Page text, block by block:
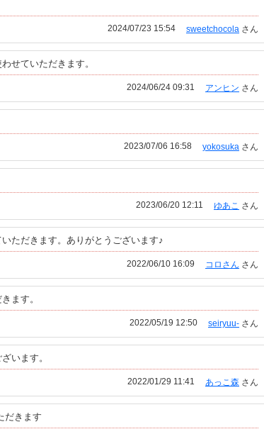
sweetchocola さん
2024/07/23 15:54
せていただきます。
アンヒン さん
2024/06/24 09:31
yokosuka さん
2023/07/06 16:58
ゆあこ さん
2023/06/20 12:11
ただきます。ありがとうございます♪
コロさん さん
2022/06/10 16:09
ます。
seiryuu- さん
2022/05/19 12:50
います。
あっこ森 さん
2022/01/29 11:41
だきます